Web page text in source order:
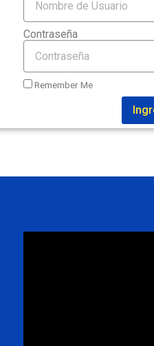
Contraseña
Remember Me